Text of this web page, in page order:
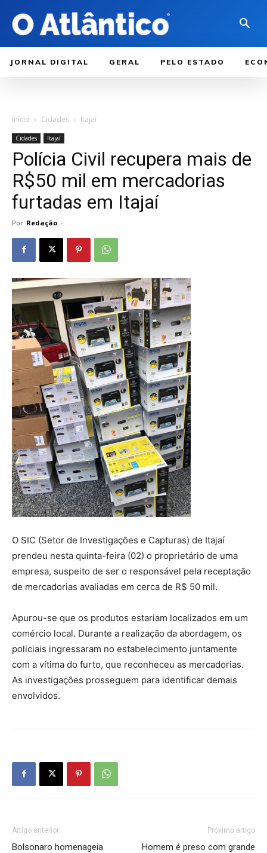
JORNAL DIGITAL GERAL PELO ESTADO
Início Cidades Itajaí
Cidades Itajaí
Polícia Civil recupera mais de
R$50 mil em mercadorias
furtadas em Itajaí
Por Redação -
O SIC (Setor de Investigações e Capturas) de Itajaí
prendeu nesta quinta-feira (02) o proprietário de uma
empresa, suspeito de ser o responsável pela receptação
de mercadorias avaliadas em cerca de R$ 50 mil.
Apurou-se que os produtos estariam localizados em um
comércio local. Durante a realização da abordagem, os
policiais ingressaram no estabelecimento juntamente
com a vítima do furto, que reconheceu as mercadorias.
As investigações prosseguem para identificar demais
envolvidos.
Artigo anterior
Bolsonaro homenageia
Próximo artigo
Homem é preso com grande